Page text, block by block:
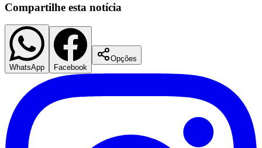
Flamengo
Compartilhe esta notícia
WhatsApp Facebook
Opções